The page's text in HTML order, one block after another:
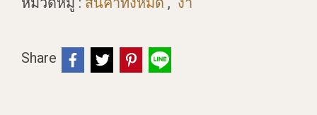
Share